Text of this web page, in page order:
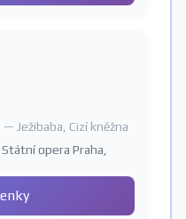
— Ježibaba, Cizí kněžna
opera Praha,